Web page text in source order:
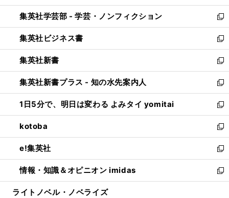
開
く
ウ
で
開
く
ン
ド
ウ
で
開
く
ウ
ィ
ン
ド
ウ
で
開
く
集英社学芸部 - 学芸・ノンフィクション
新
し
い
ウ
ィ
ン
ド
ウ
で
開
く
集英社ビジネス書
新
し
い
ウ
ィ
ン
ド
ウ
で
開
く
集英社新書
新
し
い
ウ
ィ
ン
ド
ウ
で
開
く
集英社新書プラス - 知の水先案内人
新
し
い
ウ
ィ
ン
ド
ウ
で
開
1日5分で、明日は変わる よみタイ yomitai
新
し
い
ウ
ィ
ン
ド
ウ
kotoba
新
し
い
ウ
ィ
ン
e!集英社
新
し
い
ウ
情報・知識＆オピニオン imidas
新
し
ライトノベル・ノベライズ